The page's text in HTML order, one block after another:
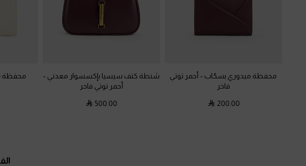
محفظة ميدوري بسحّاب - أحمر توتي
فاخر
200.00
شنطة كتف سيسيا بإكسسوار معدني -
أحمر توتي فاخر
500.00
محفظة